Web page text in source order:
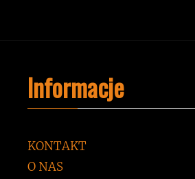
Informacje
KONTAKT
O NAS